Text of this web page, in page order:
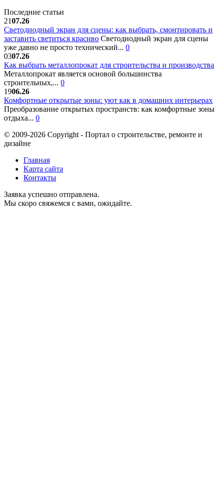
Последние статьи
2107.26
Светодиодный экран для сцены: как выбрать, смонтировать и
заставить светиться красиво Светодиодный экран для сцены
уже давно не просто технический... 0
0307.26
Как выбрать металлопрокат для строительства и производства
Металлопрокат является основой большинства
строительных,... 0
1906.26
Комфортные открытые зоны: уют как в домашних интерьерах
Преобразование открытых пространств: как комфортные зоны
отдыха... 0
© 2009-2026 Copyright - Портал о строительстве, ремонте и
дизайне
Главная
Карта сайта
Контакты
Заявка успешно отправлена.
Мы скоро свяжемся с вами, ожидайте.